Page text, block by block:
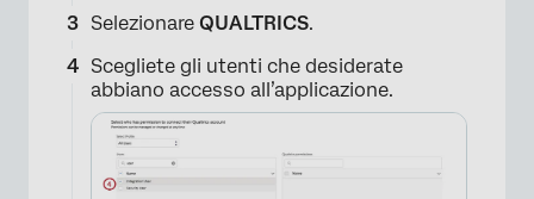
Selezionare QUALTRICS.
Scegliete gli utenti che desiderate
abbiano accesso all’applicazione.